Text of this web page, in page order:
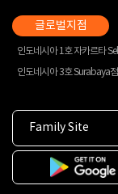
인도네시아 1호 자카르타
인도네시아 3호 Surabaya점
Family Site